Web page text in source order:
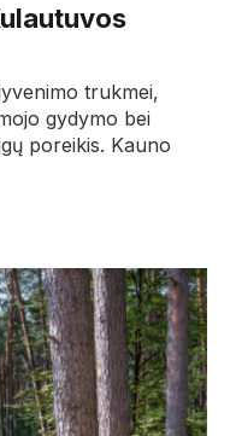
trukmei,
gydymo bei
poreikis. Kauno